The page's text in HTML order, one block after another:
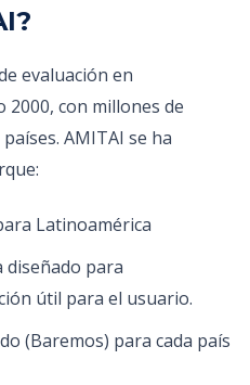
evaluación en
2000, con millones de
AMITAI se ha
Latinoamérica
para
útil para el usuario.
(Baremos) para cada país